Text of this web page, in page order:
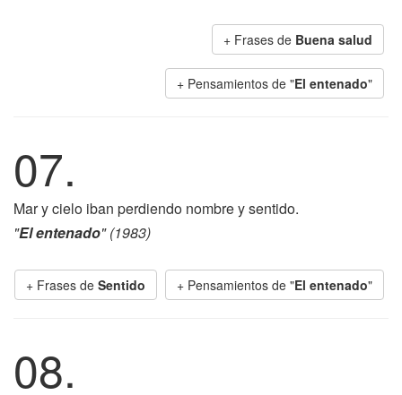
+ Frases de Buena salud
+ Pensamientos de "El entenado"
07.
Mar y cielo iban perdiendo nombre y sentido.
"El entenado" (1983)
+ Frases de Sentido + Pensamientos de "El entenado"
08.